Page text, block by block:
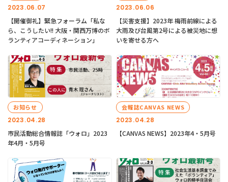
2023.06.07
【開催御礼】緊急フォーラム「私な
ら、こうしたい!! 大阪・関西万博のボ
ランティアコーディネーション」
2023.06.06
【災害支援】2023年 梅雨前線による
大雨及び台風第2号による被災地に想
いを寄せる方へ
2023.04.28
お知らせ
市民活動総合情報誌「ウォロ」2023
年4月・5月号
2023.04.28
会報誌CANVAS NEWS
【CANVAS NEWS】2023年4・5月号